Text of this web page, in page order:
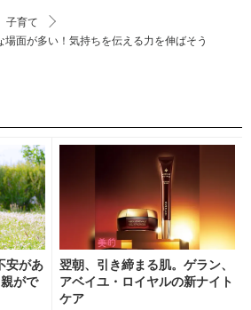
子育て
面が多い！気持ちを伝える力を伸ばそう
安があ
がで
翌朝、引き締まる肌。ゲラン、
アベイユ・ロイヤルの新ナイト
ケア